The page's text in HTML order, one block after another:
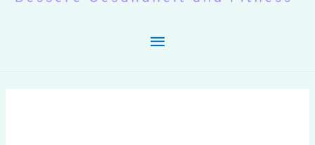
Hauptmenü